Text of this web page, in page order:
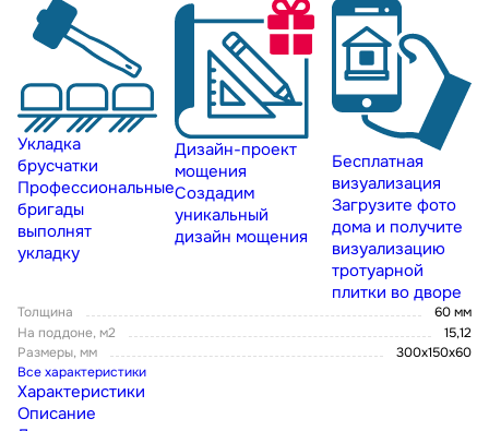
Укладка
брусчатки
Профессиональные
бригады
выполнят
укладку
Дизайн-проект
мощения
Создадим
уникальный
дизайн мощения
Бесплатная
визуализация
Загрузите фото
дома и получите
визуализацию
тротуарной
плитки во дворе
Толщина
60 мм
На поддоне, м2
15,12
Размеры, мм
300х150х60
Все характеристики
Характеристики
Описание